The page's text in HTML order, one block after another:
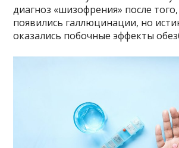
диагноз «шизофрения» после того,
появились галлюцинации, но
оказались побочные эффекты